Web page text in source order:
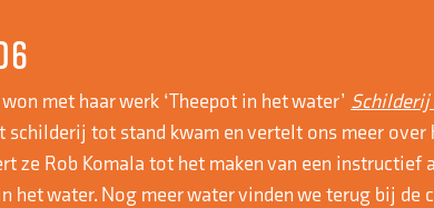
met haar werk ‘Theepot in het water’ Schilderij
schilderij tot stand kwam en vertelt ons meer over
ze Rob Komala tot het maken van een instructief
het water. Nog meer water vinden we terug bij de